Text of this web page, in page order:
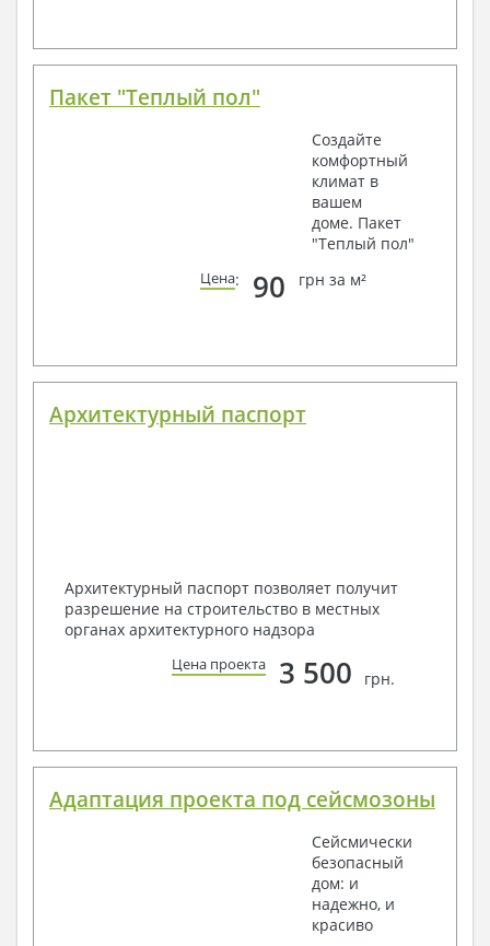
Пакет "Теплый пол"
Создайте
комфортный
климат в
вашем
доме. Пакет
"Теплый пол"
Цена: 90 грн за м²
Архитектурный паспорт
Архитектурный паспорт позволяет получит
разрешение на строительство в местных
органах архитектурного надзора
Цена проекта 3 500 грн.
Адаптация проекта под сейсмозоны
Сейсмически
безопасный
дом: и
надежно, и
красиво